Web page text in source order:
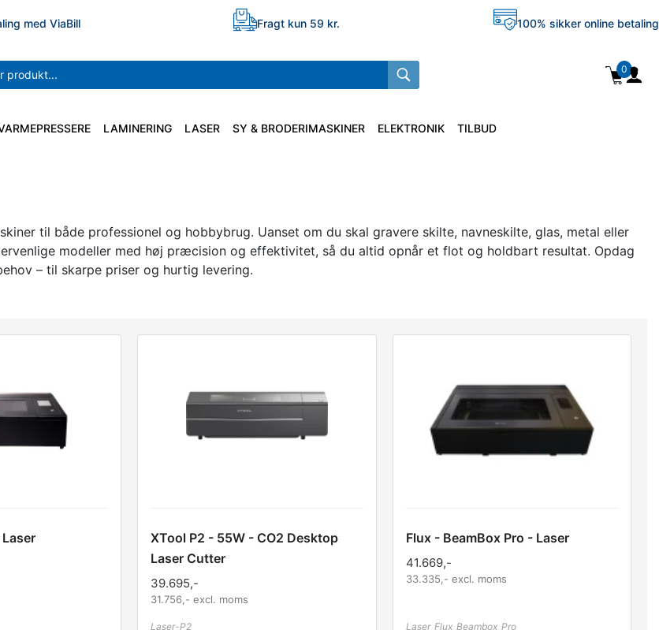
med ViaBill Fragt kun 59 kr. 100% sikker online betaling
0
LAMINERING LASER SY & BRODERIMASKINER ELEKTRONIK TILBUD
til både professionel og hobbybrug. Uanset om du skal gravere skilte, navneskilte, glas, metal eller
modeller med høj præcision og effektivitet, så du altid opnår et flot og holdbart resultat. Opdag
– til skarpe priser og hurtig levering.
XTool P2 - 55W - CO2 Desktop
Laser Cutter
39.695,-
31.756 ,- excl. moms
Laser-P2
Flux - BeamBox Pro - Laser
41.669,-
33.335 ,- excl. moms
Laser_Flux_Beambox_Pro